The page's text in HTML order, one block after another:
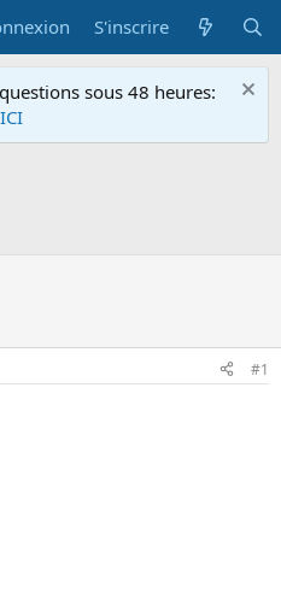
S'inscrire
sous 48 heures:
#1